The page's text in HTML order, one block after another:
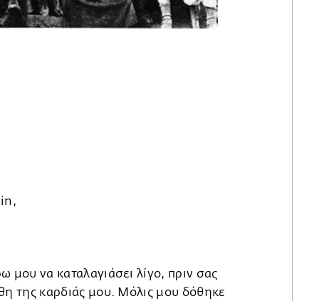
να καταλαγιάσει λίγο, πριν σας
της καρδιάς μου. Mόλις μου δόθηκε